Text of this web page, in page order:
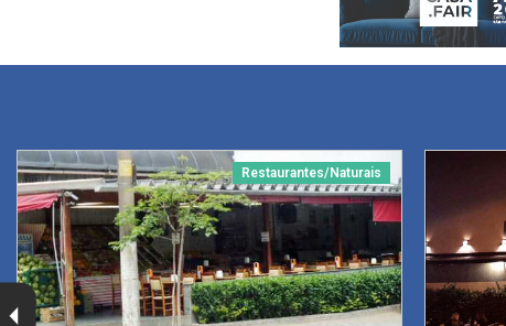
Restaurantes/Naturais